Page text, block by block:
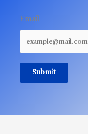
Email
Submit